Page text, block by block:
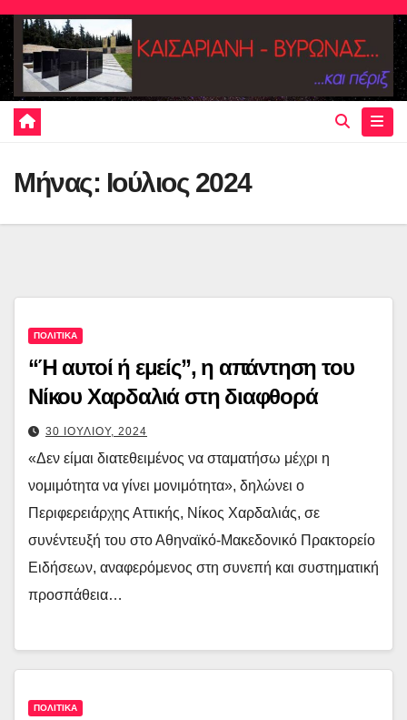
Skip
content
Μήνας: Ιούλιος 2024
ΠΟΛΙΤΙΚΑ
“Ή αυτοί ή εμείς”, η απάντηση του
Νίκου Χαρδαλιά στη διαφθορά
30 ΙΟΥΛΙΟΥ, 2024
«Δεν είμαι διατεθειμένος να σταματήσω μέχρι η
νομιμότητα να γίνει μονιμότητα», δηλώνει ο
Περιφερειάρχης Αττικής, Νίκος Χαρδαλιάς, σε
συνέντευξή του στο Αθηναϊκό-Μακεδονικό Πρακτορείο
Ειδήσεων, αναφερόμενος στη συνεπή και συστηματική
προσπάθεια…
ΠΟΛΙΤΙΚΑ